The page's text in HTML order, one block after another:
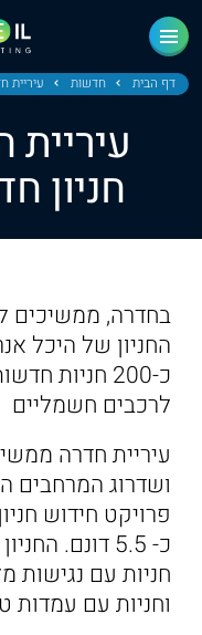
דף הבית חדשות עיריית
חניון
בחדרה, ממשיכים
החניון של היכל
כ-200 חניות
לרכבים חשמליים
עיריית חדרה
ושדרוג המרחבים
פרויקט חידוש
חניות עם נגישות
וחניות עם עמדות